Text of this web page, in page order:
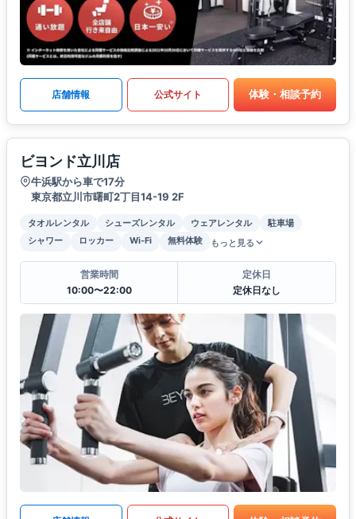
店舗情報 公式サイト 体験・相談予約
ビヨンド立川店
牛浜駅から車で17分
東京都立川市曙町2丁目14-19 2F
タオルレンタル シューズレンタル ウェアレンタル
駐車場
シャワー
ロッカー Wi-Fi 無料体験 もっと見る
営業時間
10:00〜22:00
定休日
定休日なし